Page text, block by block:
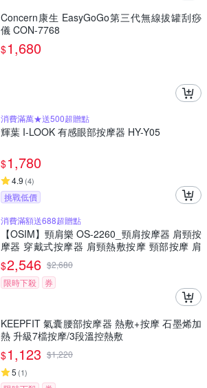
Concern康生 EasyGoGo第三代無線拔罐刮痧
儀 CON-7768
$1,680
消費滿萬★送500超贈點
輝葉 I-LOOK 有感眼部按摩器 HY-Y05
$1,780
4.9 (4)
挑戰低價
消費滿額送688超贈點
【OSIM】頸肩樂 OS-2260_頸肩按摩器 肩頸按
摩器 穿戴式按摩器 肩頸熱敷按摩 頸部按摩 肩
頸舒壓 肩頸紓壓
$2,546 $2,680
限時下殺
券
KEEPFIT 氣囊腰部按摩器 熱敷+按摩 石墨烯加
熱 升級7檔按摩/3段溫控熱敷
$1,123 $1,220
5 (1)